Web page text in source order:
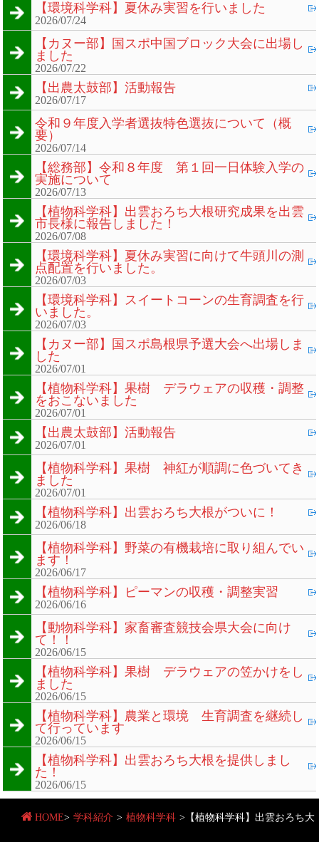
【環境科学科】夏休み実習を行いました
2026/07/24
【カヌー部】国スポ中国ブロック大会に出場し
ました
2026/07/22
【出農太鼓部】活動報告
2026/07/17
令和９年度入学者選抜特色選抜について（概
要）
2026/07/14
【総務部】令和８年度 第１回一日体験入学の
実施について
2026/07/13
【植物科学科】出雲おろち大根研究成果を出雲
市長様に報告しました！
2026/07/08
【環境科学科】夏休み実習に向けて牛頭川の測
点配置を行いました。
2026/07/03
【環境科学科】スイートコーンの生育調査を行
いました。
2026/07/03
【カヌー部】国スポ島根県予選大会へ出場しま
した
2026/07/01
【植物科学科】果樹 デラウェアの収穫・調整
をおこないました
2026/07/01
【出農太鼓部】活動報告
2026/07/01
【植物科学科】果樹 神紅が順調に色づいてき
ました
2026/07/01
【植物科学科】出雲おろち大根がついに！
2026/06/18
【植物科学科】野菜の有機栽培に取り組んでい
ます！
2026/06/17
【植物科学科】ピーマンの収穫・調整実習
2026/06/16
【動物科学科】家畜審査競技会県大会に向け
て！！
2026/06/15
【植物科学科】果樹 デラウェアの笠かけをし
ました
2026/06/15
【植物科学科】農業と環境 生育調査を継続し
て行っています
2026/06/15
【植物科学科】出雲おろち大根を提供しまし
た！
2026/06/15
HOME> 学科紹介 > 植物科学科 > 【植物科学科】出雲おろち大